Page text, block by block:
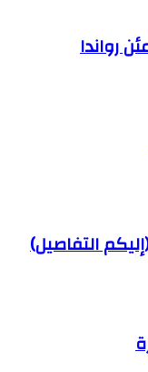
رواندا
التفاصيل)